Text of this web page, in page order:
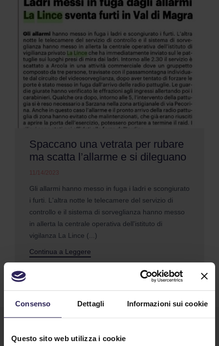
Consenso Dettagli Informazioni sui cookie
Questo sito web utilizza i cookie
Spaccano una vetrata per rubare
ma scatta l’allarme e si dileguano
11/14/2023
Gli allarmi hanno messo in fuga i ladri e scongiurato
i furti. L'altra notte le telecamere del servizio di
controllo e il sistema di sorveglianza hanno messo
in allerta la centrale operativa dell'istituto di
vigilanza La Lince (...)
Continua a Leggere